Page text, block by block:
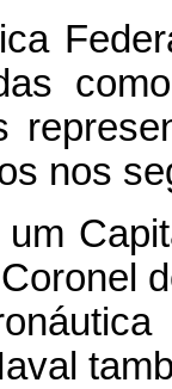
nos